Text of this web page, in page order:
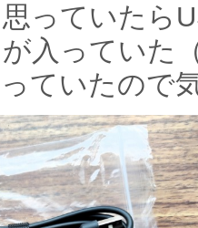
っていたら
入っていた
ていたので